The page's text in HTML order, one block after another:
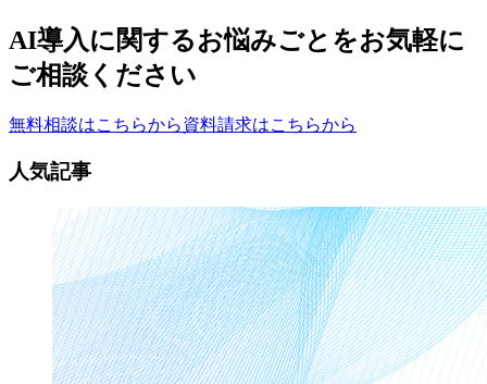
AI導入に関するお悩みごとをお気軽に
ご相談ください
無料相談はこちらから資料請求はこちらから
人気記事